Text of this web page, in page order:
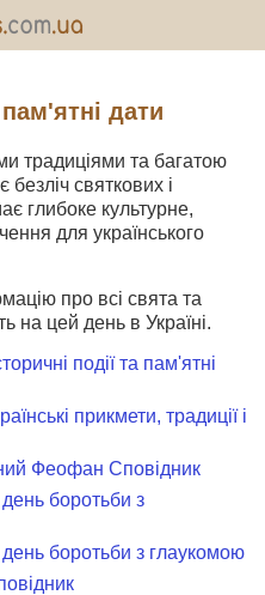
дати
традиціями та багатою
безліч святкових і
глибоке культурне,
для українського
про всі свята та
на цей день в Україні.
події та пам'ятні
прикмети, традиції і
Феофан Сповідник
боротьби з
день боротьби з глаукомою